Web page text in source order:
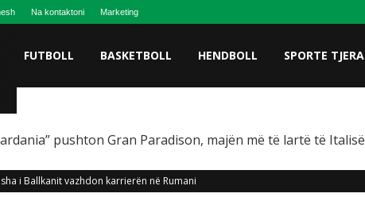
Na kontaktoni Marketing
FUTBOLL BASKETBOLL HENDBOLL SPORTE TJERA
pushton Gran Paradison, majën më të lartë të Italisë
i Ballkanit vazhdon karrierën në Rumani